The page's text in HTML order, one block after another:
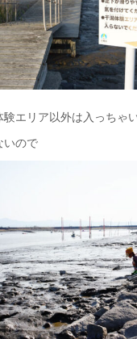
エリア以外は入っちゃ
いので